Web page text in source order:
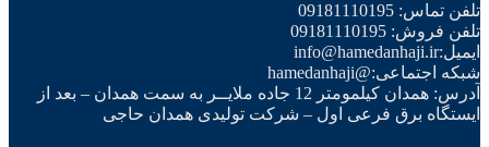
تلفن تماس: 09181110195
تلفن فروش: 09181110195
ایمیل:info@hamedanhaji.ir
شبکه اجتماعی:@hamedanhaji
آدرس: همدان کیلمومتر 12 جاده ملایــر به سمت همدان – بعد از
ایستگاه برق فرعی اول – شرکت تولیدی همدان حاجی